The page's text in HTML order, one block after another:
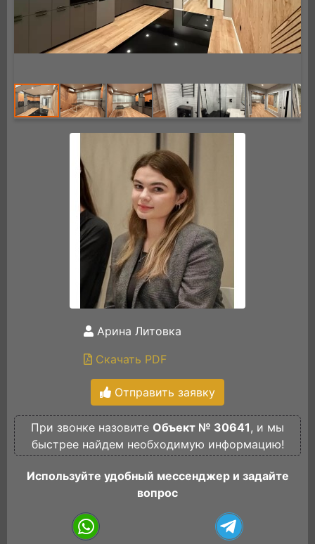
Арина Литовка
Скачать PDF
Отправить заявку
При звонке назовите Объект № 30641, и мы
быстрее найдем необходимую информацию!
Используйте удобный мессенджер и задайте
вопрос